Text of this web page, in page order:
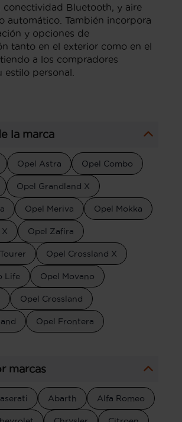
conectividad Bluetooth, y aire
automático. También incorpora
y opciones de
tanto en el exterior como en el
a los compradores
estilo personal.
la marca
Opel Astra Opel Combo
Opel Grandland X
Opel Meriva Opel Mokka
Opel Zafira
Opel Crossland X
Life Opel Movano
Opel Crossland
Opel Frontera
marcas
Abarth Alfa Romeo